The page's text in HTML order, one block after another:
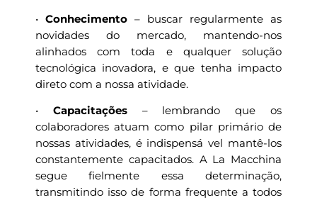
• Conhecimento – buscar regularmente as
novidades do mercado, mantendo-nos
alinhados com toda e qualquer solução
tecnológica inovadora, e que tenha impacto
direto com a nossa atividade.
• Capacitações– lembrando que os
colaboradores atuam como pilar primário de
nossas atividades, é indispensá vel mantê-los
constantemente capacitados. A La Macchina
segue fielmente essa determinação,
transmitindo isso de forma frequente a todos